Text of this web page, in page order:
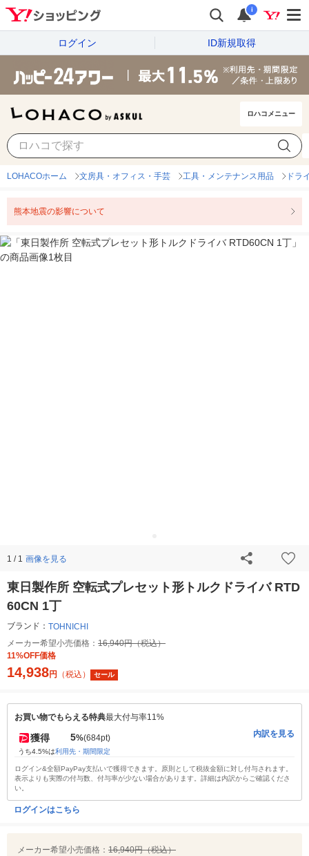
i
ログイン ID新規取得
ロハコメニュー
LOHACOホーム 文房具・オフィス・手芸 工具・メンテナンス用品 ドラ
熊本地震の影響について
1 / 1 画像を見る
東日製作所 空転式プレセット形トルクドライバ RTD
60CN 1丁
ブランド： TOHNICHI
メーカー希望小売価格： 16,940円（税込）
11%OFF価格
14,938円 （税込） セール
お買い物でもらえる特典最大付与率11%
獲得 5%(684pt)
うち4.5%は利用先・期間限定
内訳を見る
ログイン&全額PayPay支払いで獲得できます。原則として税抜金額に対し付与されます。
表示よりも実際の付与数、付与率が少ない場合があります。詳細は内訳からご確認くださ
い。
ログインはこちら
メーカー希望小売価格： 16,940円（税込）